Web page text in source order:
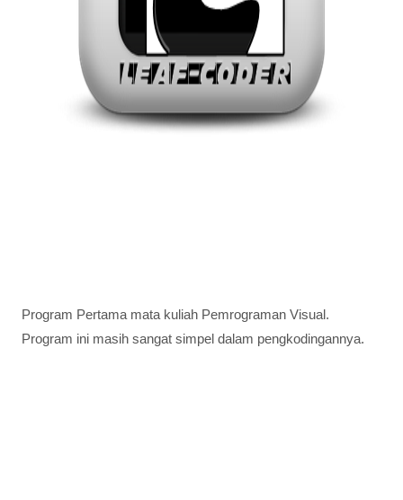
Program Pertama mata kuliah Pemrograman Visual.
Program ini masih sangat simpel dalam pengkodingannya.